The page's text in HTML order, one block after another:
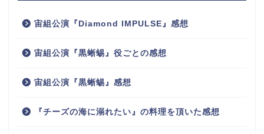
宙組公演『Diamond IMPULSE』感想
宙組公演『黒蜥蜴』役ごとの感想
宙組公演『黒蜥蜴』感想
『チーズの海に溺れたい』の料理を頂いた感想